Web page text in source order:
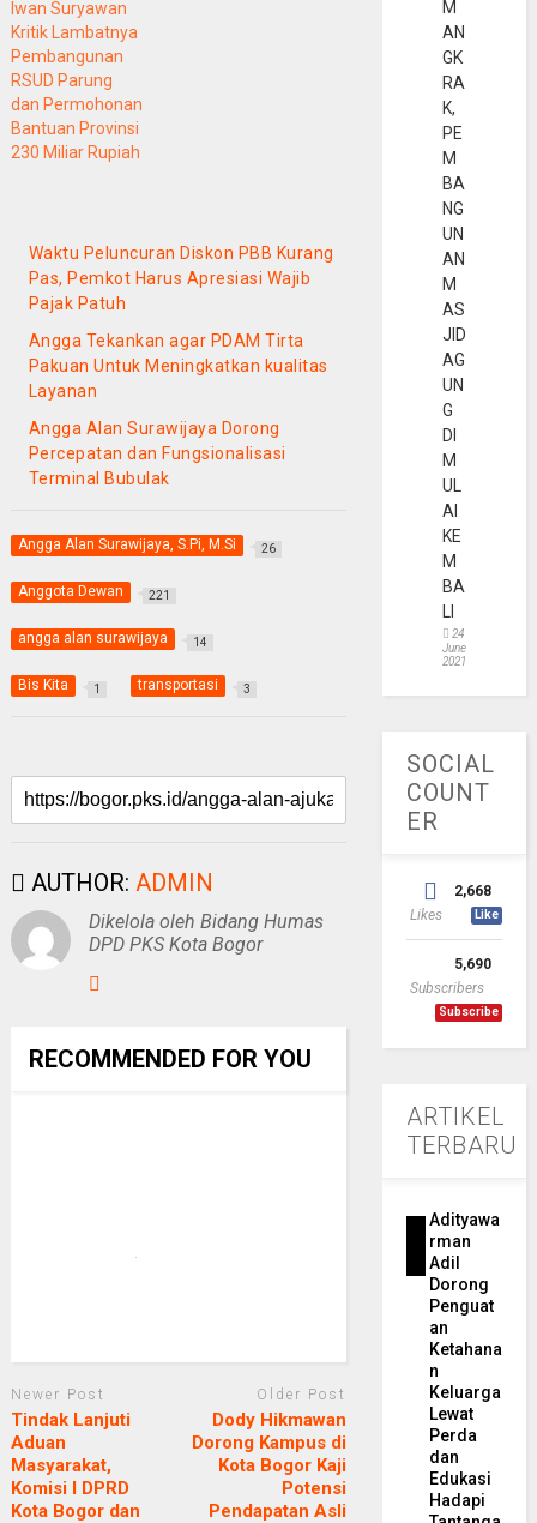
Bogor bisa
segera
merespon cepat
ini. “Kita berharap
semua pihak…
Iwan Suryawan
Kritik Lambatnya
Pembangunan
RSUD Parung
dan Permohonan
Bantuan Provinsi
230 Miliar Rupiah
Waktu Peluncuran Diskon PBB Kurang
Pas, Pemkot Harus Apresiasi Wajib
Pajak Patuh
Angga Tekankan agar PDAM Tirta
Pakuan Untuk Meningkatkan kualitas
Layanan
Angga Alan Surawijaya Dorong
Percepatan dan Fungsionalisasi
Terminal Bubulak
Angga Alan Surawijaya, S.Pi, M.Si 26
Anggota Dewan 221
angga alan surawijaya 14
Bis Kita 1 transportasi 3
AUTHOR: ADMIN
Dikelola oleh Bidang Humas
DPD PKS Kota Bogor
RECOMMENDED FOR YOU
Newer Post
Tindak Lanjuti
Aduan
Masyarakat,
Komisi I DPRD
Kota Bogor dan
Older Post
Dody Hikmawan
Dorong Kampus di
Kota Bogor Kaji
Potensi
Pendapatan Asli
M
AN
GK
RA
K,
PE
M
BA
NG
UN
AN
M
AS
JID
AG
UN
G
DI
M
UL
AI
KE
M
BA
24
June
2021
SOCIAL
COUNT
ER
2,668
Likes
Like
5,690
Subscribers
Subscribe
ARTIKEL
TERBARU
Adityawa
rman
Adil
Dorong
Penguat
an
Ketahana
n
Keluarga
Lewat
Perda
dan
Edukasi
Hadapi